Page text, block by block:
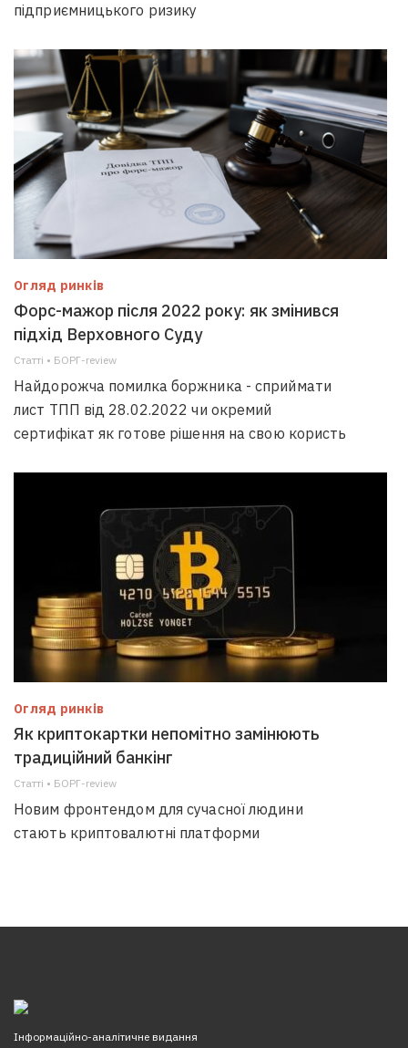
підприємницького ризику
Огляд ринків
Форс-мажор після 2022 року: як змінився
підхід Верховного Суду
Статті • БОРГ-review
Найдорожча помилка боржника - сприймати
лист ТПП від 28.02.2022 чи окремий
сертифікат як готове рішення на свою користь
Огляд ринків
Як криптокартки непомітно замінюють
традиційний банкінг
Статті • БОРГ-review
Новим фронтендом для сучасної людини
стають криптовалютні платформи
Інформаційно-аналітичне видання